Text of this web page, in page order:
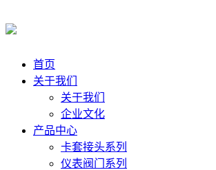
首页
关于我们
关于我们
企业文化
产品中心
卡套接头系列
仪表阀门系列